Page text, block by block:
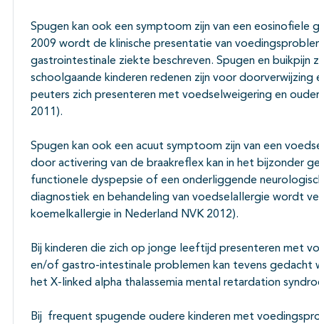
Spugen kan ook een symptoom zijn van een eosinofiele
2009 wordt de klinische presentatie van
gastrointestinale ziekte beschreven. Spugen en buikpijn
schoolgaande kinderen redenen zijn voor
peuters zich presenteren met voedselweigering en
2011).
Spugen kan ook een acuut symptoom zijn van een
door activering van de braakreflex kan in het bijzonder
functionele dyspepsie of een onderliggende
diagnostiek en behandeling van voedselallergie wordt
koemelkallergie in Nederland NVK 2012).
Bij kinderen die zich op jonge leeftijd presenteren met
en/of gastro-intestinale problemen kan tevens gedacht
het X-linked alpha thalassemia mental retardation
Bij frequent spugende oudere kinderen met